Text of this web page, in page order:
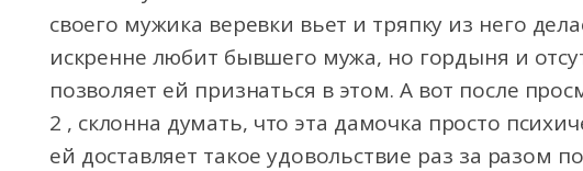
своего мужика веревки вьет и тряпку из него
искренне любит бывшего мужа, но гордыня и
позволяет ей признаться в этом. А вот после
2 , склонна думать, что эта дамочка просто
ей доставляет такое удовольствие раз за разом